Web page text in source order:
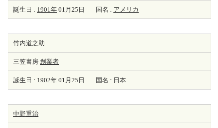
誕生日 : 1901年 01月25日 国名 : アメリカ
竹内道之助
三笠書房 創業者
誕生日 : 1902年 01月25日 国名 : 日本
中野重治